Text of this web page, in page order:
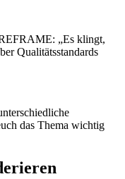
„Es klingt,
Qualitätsstandards
das Thema wichtig